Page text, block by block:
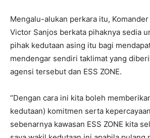
Mengalu-alukan perkara itu, Komander
Victor Sanjos berkata pihaknya sedia
pihak kedutaan asing itu bagi
mendengar sendiri taklimat yang
agensi tersebut dan ESS ZONE.
“Dengan cara ini kita boleh
kedutaan) komitmen serta
sebenarnya kawasan ESS ZONE kita